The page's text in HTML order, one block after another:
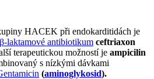
HACEK při endokarditidách je
β-laktamové antibiotikum ceftriaxon
terapeutickou možností je ampicilin
s nízkými dávkami
(aminoglykosid).